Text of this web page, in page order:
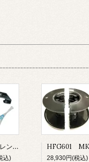
旧ミッドレンジトラベラーカー用 カーエンドキャップ
込) 28,930円(税込)